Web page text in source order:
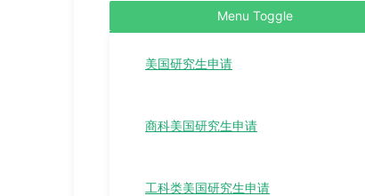
Menu Toggle
美国研究生申请
商科美国研究生申请
工科类美国研究生申请